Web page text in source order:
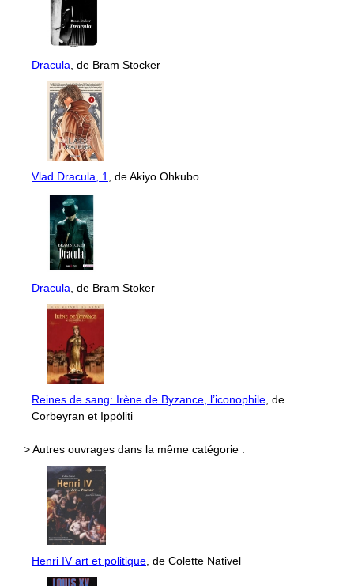
Dracula , de Bram Stocker
Vlad Dracula, 1 , de Akiyo Ohkubo
Dracula , de Bram Stoker
Reines de sang: Irène de Byzance, l’iconophile , de
Corbeyran et Ippȯliti
> Autres ouvrages dans la même catégorie :
Henri IV art et politique , de Colette Nativel